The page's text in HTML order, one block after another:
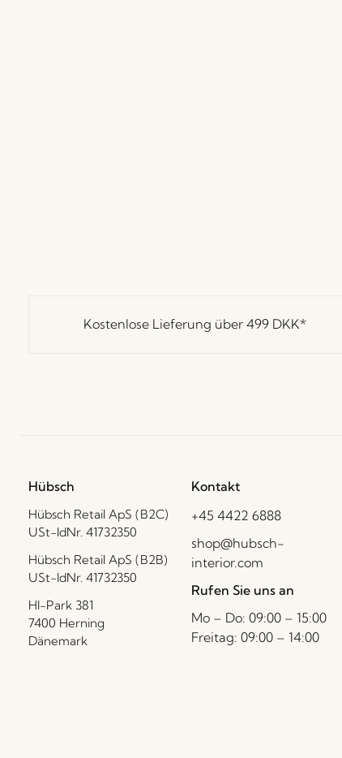
Kostenlose Lieferung über499 DKK*
Hübsch
Hübsch Retail ApS (B2C)
USt-IdNr. 41732350
Hübsch Retail ApS (B2B)
USt-IdNr. 41732350
HI-Park 381
7400 Herning
Dänemark
Kontakt
+45 4422 6888
shop@hubsch-
interior.com
Rufen Sie uns an
Mo – Do: 09:00 – 15:00
Freitag: 09:00 – 14:00